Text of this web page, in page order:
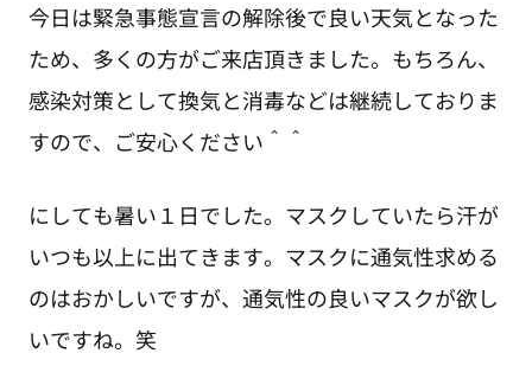
今日は緊急事態宣言の解除後で良い天気となった
ため、多くの方がご来店頂きました。もちろん、
感染対策として換気と消毒などは継続しておりま
すので、ご安心ください＾＾
にしても暑い１日でした。マスクしていたら汗が
いつも以上に出てきます。マスクに通気性求める
のはおかしいですが、通気性の良いマスクが欲し
いですね。笑